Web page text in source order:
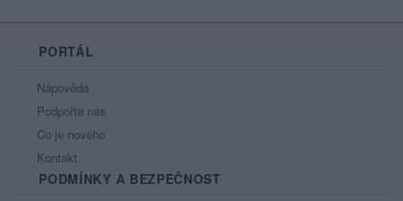
PORTÁL
Nápověda
Podpořte nás
Co je nového
Kontakt
PODMÍNKY A BEZPEČNOST